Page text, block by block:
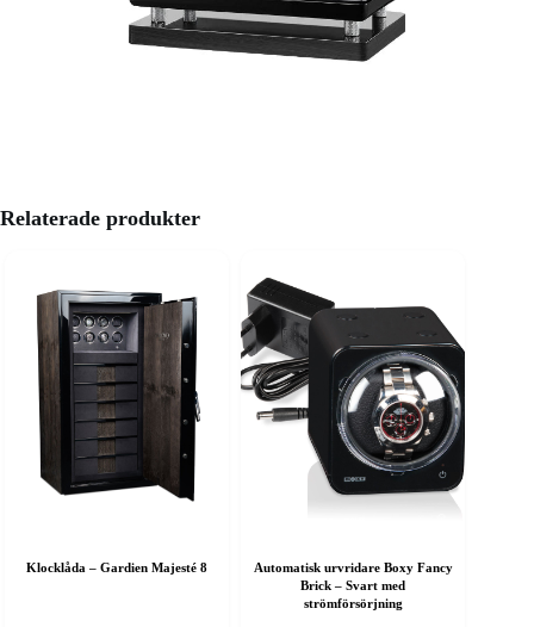
Relaterade produkter
Klocklåda – Gardien Majesté 8
Automatisk urvridare Boxy Fancy
Brick – Svart med
strömförsörjning